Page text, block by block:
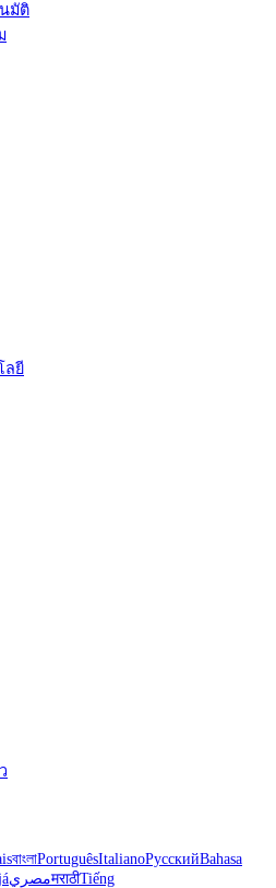
มัติ
ลยี
বাংলাPortuguêsItalianoРусскийBahasa
مصريमराठीTiếng